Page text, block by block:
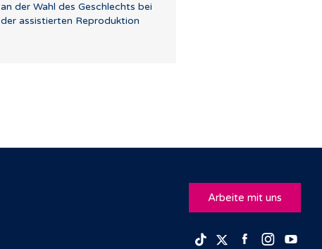
an der Wahl des Geschlechts bei
der assistierten Reproduktion
Arbeite mit uns
TikTokTwitterFacebook